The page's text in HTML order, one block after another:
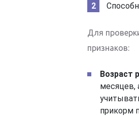
Для
признаков:
Возраст
месяцев,
прикорм